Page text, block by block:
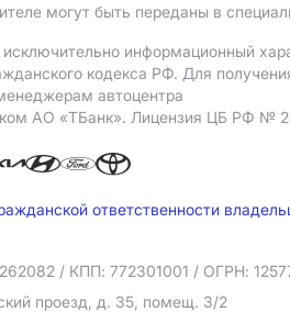
могут быть переданы в
информационный
кодекса РФ. Для
автоцентра
АO «ТБанк». Лицензия ЦБ РФ №
ответственности
/ КПП: 772301001 / ОГРН:
проезд, д. 35, помещ. 3/2